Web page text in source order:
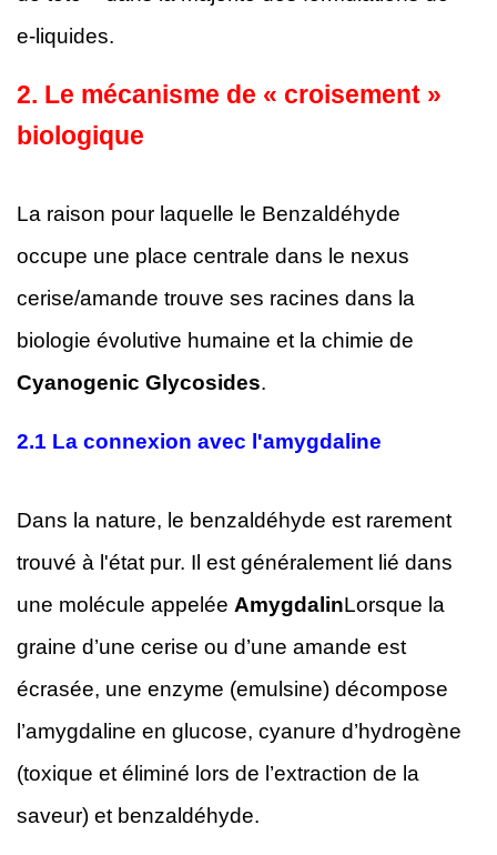
e-liquides.
2. Le mécanisme de « croisement »
biologique
La raison pour laquelle le Benzaldéhyde
occupe une place centrale dans le nexus
cerise/amande trouve ses racines dans la
biologie évolutive humaine et la chimie de
Cyanogenic Glycosides.
2.1 La connexion avec l'amygdaline
Dans la nature, le benzaldéhyde est rarement
trouvé à l'état pur. Il est généralement lié dans
une molécule appelée AmygdalinLorsque la
graine d’une cerise ou d’une amande est
écrasée, une enzyme (emulsine) décompose
l’amygdaline en glucose, cyanure d’hydrogène
(toxique et éliminé lors de l’extraction de la
saveur) et benzaldéhyde.